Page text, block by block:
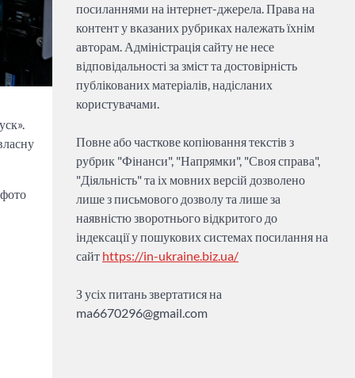
посиланнями на інтернет-джерела. Права на
контент у вказаних рубриках належать їхнім
авторам. Адміністрація сайту не несе
відповідальності за зміст та достовірність
публікованих матеріалів, надісланих
користувачами.
Повне або часткове копіювання текстів з
рубрик "Фінанси", "Напрямки", "Своя справа",
"Діяльність" та іх мовних версій дозволено
лише з письмового дозволу та лише за
наявністю зворотнього відкритого до
індексації у пошукових системах посилання на
сайт https://in-ukraine.biz.ua/
З усіх питань звертатися на
ma6670296@gmail.com